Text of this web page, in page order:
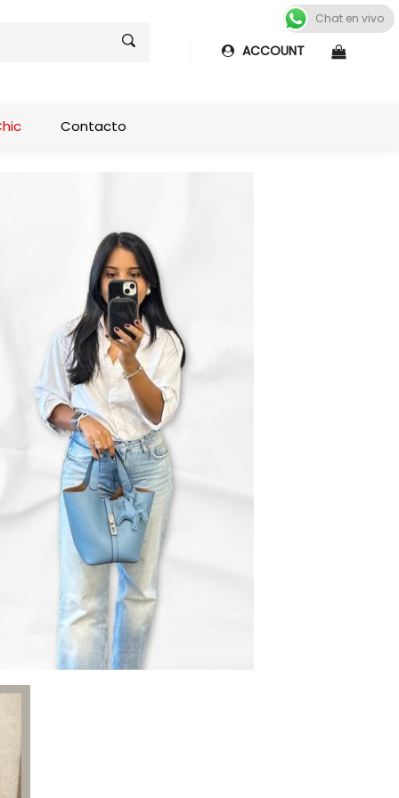
ACCOUNT
Contacto
Chat en vivo